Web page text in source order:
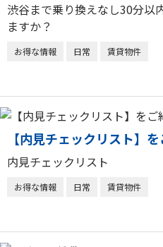
渋谷まで乗り換えなし30分以
ますか？
お得な情報 日常 賃貸物件
【内見チェックリスト】を
内見チェックリスト
お得な情報 日常 賃貸物件